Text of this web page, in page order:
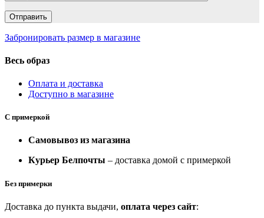
Забронировать размер в магазине
Весь образ
Оплата и доставка
Доступно в магазине
С примеркой
Самовывоз из магазина
Курьер Белпочты – доставка домой с примеркой
Без примерки
Доставка до пункта выдачи, оплата через сайт: